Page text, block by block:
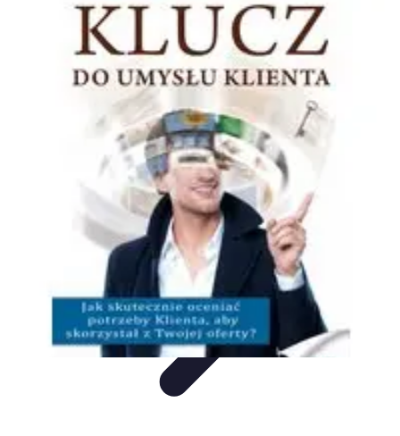
Oferty Wyjazdowe
Zdrowe wakacjeRodzinne Wakacje Aktywne WakacjeRodzinne
Wakacyjne Kierunki
Oferty Wyjazdowe